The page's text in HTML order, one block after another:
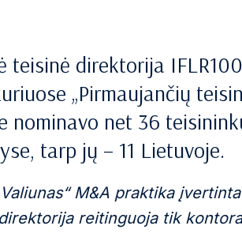
teisinė direktorija
„Pirmaujančių
nominavo net 36
tarp jų – 11 Lietuvoje.
M&A praktika
reitinguoja tik